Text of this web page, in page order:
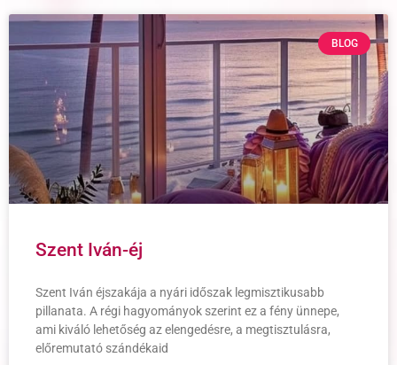
BLOG
Szent Iván-éj
Szent Iván éjszakája a nyári időszak legmisztikusabb
pillanata. A régi hagyományok szerint ez a fény ünnepe,
ami kiváló lehetőség az elengedésre, a megtisztulásra,
előremutató szándékaid